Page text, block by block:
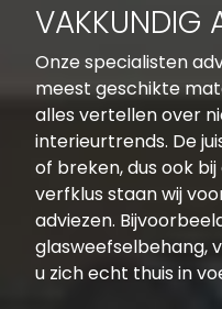
VAKKUNDIG
Onze specialisten
meest geschikte
alles vertellen over
interieurtrends. De
of breken, dus ook
verfklus staan wij
adviezen.
glasweefselbehang,
u zich echt thuis in